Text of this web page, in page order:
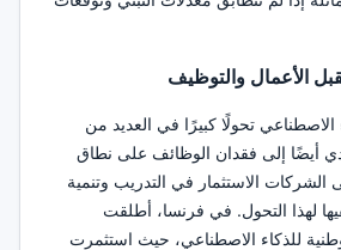
الأعمال والتوظيف
تحولًا كبيرًا في العديد من
أيضًا إلى فقدان الوظائف على نطاق
الاستثمار في التدريب وتنمية
لهذا التحول. في فرنسا، أطلقت
للذكاء الاصطناعي، حيث استثمرت